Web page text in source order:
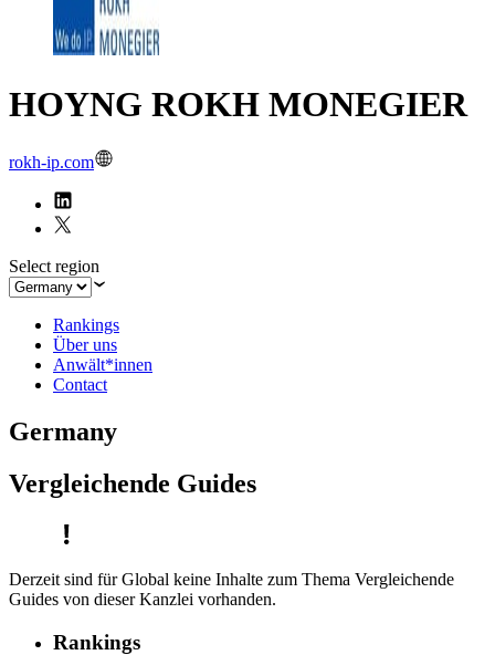
HOYNG ROKH MONEGIER
rokh-ip.com
Select region
Rankings
Über uns
Anwält*innen
Contact
Germany
Vergleichende Guides
Derzeit sind für Global keine Inhalte zum Thema Vergleichende
Guides von dieser Kanzlei vorhanden.
Rankings